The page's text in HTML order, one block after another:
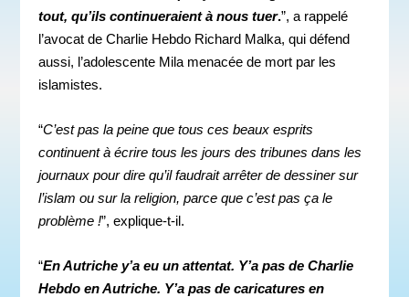
tout, qu’ils continueraient à nous tuer.”, a rappelé
l’avocat de Charlie Hebdo Richard Malka, qui défend
aussi, l’adolescente Mila menacée de mort par les
islamistes.
“C’est pas la peine que tous ces beaux esprits
continuent à écrire tous les jours des tribunes dans les
journaux pour dire qu’il faudrait arrêter de dessiner sur
l’islam ou sur la religion, parce que c’est pas ça le
problème !”, explique-t-il.
“En Autriche y’a eu un attentat. Y’a pas de Charlie
Hebdo en Autriche. Y’a pas de caricatures en